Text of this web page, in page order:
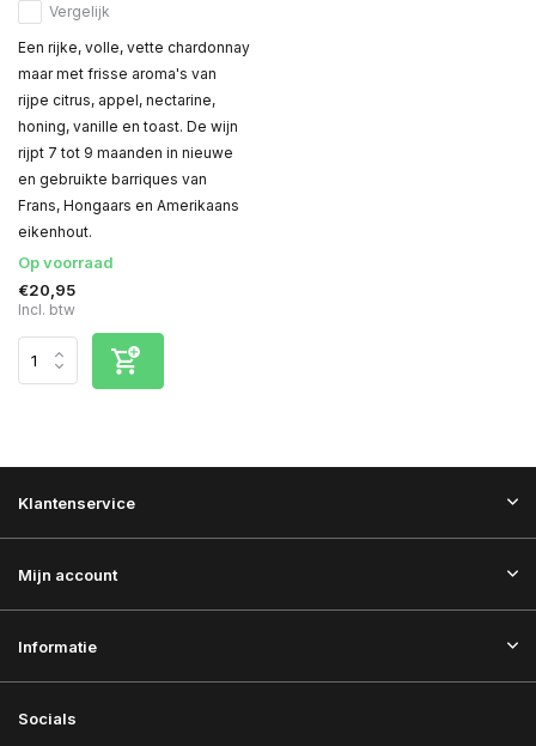
Vergelijk
Een rijke, volle, vette chardonnay
maar met frisse aroma's van
rijpe citrus, appel, nectarine,
honing, vanille en toast. De wijn
rijpt 7 tot 9 maanden in nieuwe
en gebruikte barriques van
Frans, Hongaars en Amerikaans
eikenhout.
Op voorraad
€20,95
Incl. btw
Klantenservice
Mijn account
Informatie
Socials